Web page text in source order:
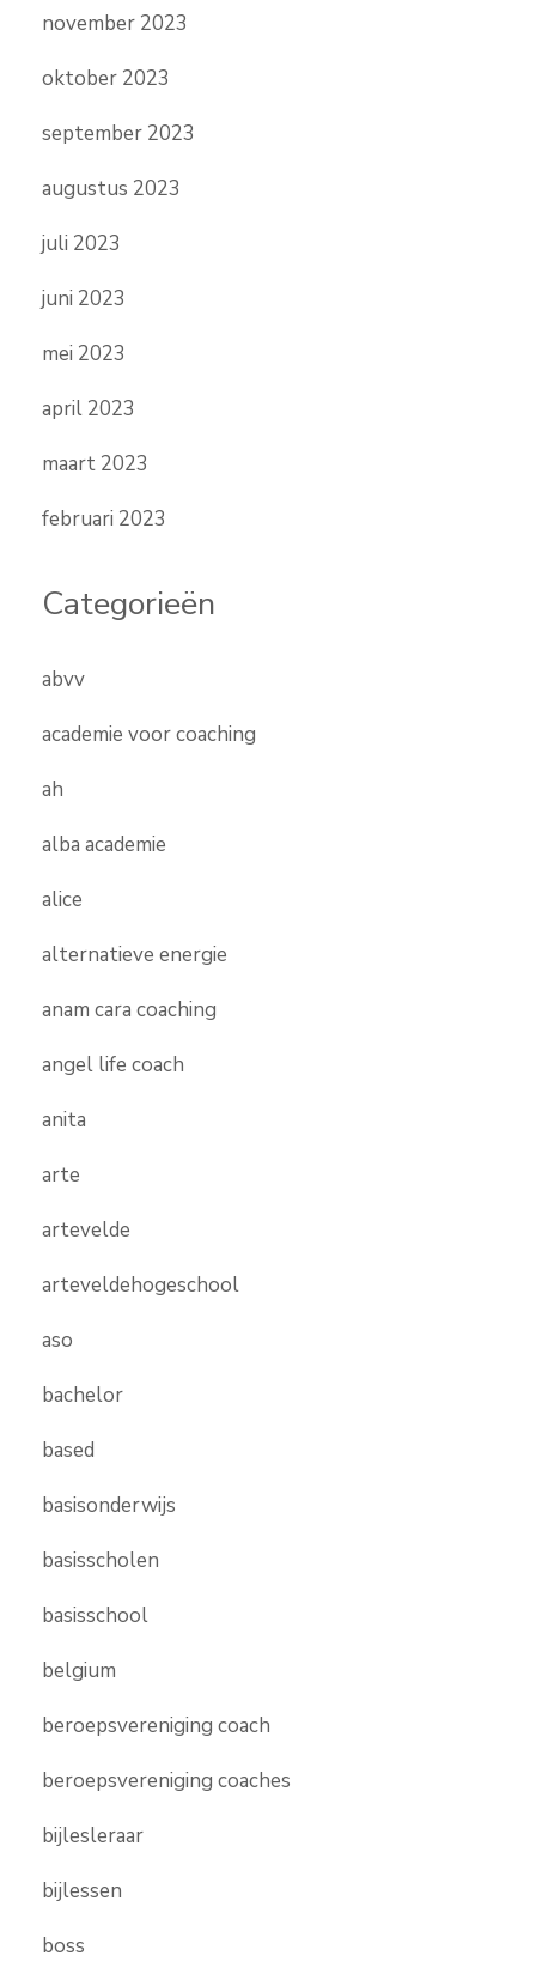
november 2023
oktober 2023
september 2023
augustus 2023
juli 2023
juni 2023
mei 2023
april 2023
maart 2023
februari 2023
Categorieën
abvv
academie voor coaching
ah
alba academie
alice
alternatieve energie
anam cara coaching
angel life coach
anita
arte
artevelde
arteveldehogeschool
aso
bachelor
based
basisonderwijs
basisscholen
basisschool
belgium
beroepsvereniging coach
beroepsvereniging coaches
bijlesleraar
bijlessen
boss